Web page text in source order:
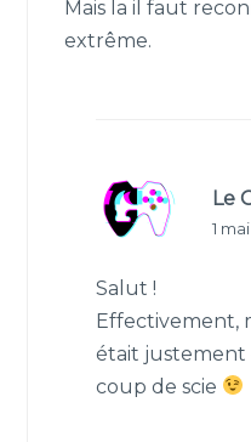
Mais la il faut
extrême.
Le
1
Salut !
Effectivement,
était justement
coup de scie